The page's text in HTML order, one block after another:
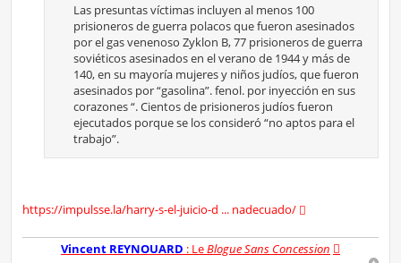
Las presuntas víctimas incluyen al menos 100
prisioneros de guerra polacos que fueron asesinados
por el gas venenoso Zyklon B, 77 prisioneros de guerra
soviéticos asesinados en el verano de 1944 y más de
140, en su mayoría mujeres y niños judíos, que fueron
asesinados por “gasolina”. fenol. por inyección en sus
corazones “. Cientos de prisioneros judíos fueron
ejecutados porque se los consideró “no aptos para el
trabajo”.
https://impulsse.la/harry-s-el-juicio-d ... nadecuado/
Vincent REYNOUARD : LeBlogue Sans Concession